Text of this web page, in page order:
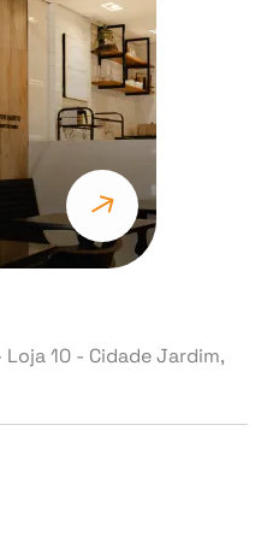
10 - Cidade Jardim,